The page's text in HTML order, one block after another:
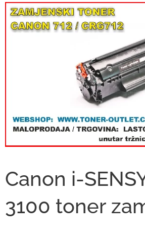
Canon i-
3100 toner